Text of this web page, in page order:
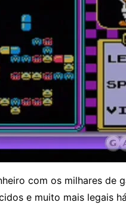
com os milhares de
e muito mais legais